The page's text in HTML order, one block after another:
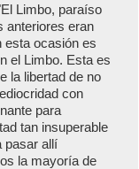
Limbo, paraíso
anteriores eran
esta ocasión es
el Limbo. Esta es
la libertad de no
con
para
tan insuperable
pasar allí
la mayoría de